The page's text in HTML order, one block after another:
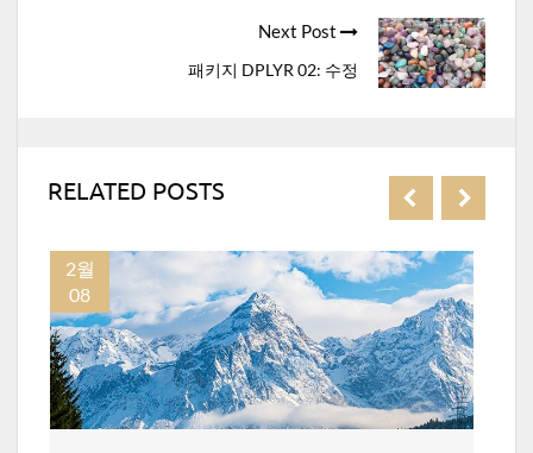
Next Post
패키지 DPLYR 02: 수정
RELATED POSTS
2월
08